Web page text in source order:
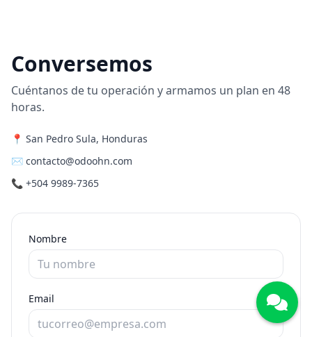
Conversemos
Cuéntanos de tu operación y armamos un plan en 48
horas.
📍 San Pedro Sula, Honduras
✉️ contacto@odoohn.com
📞 +504 9989-7365
Nombre
Email